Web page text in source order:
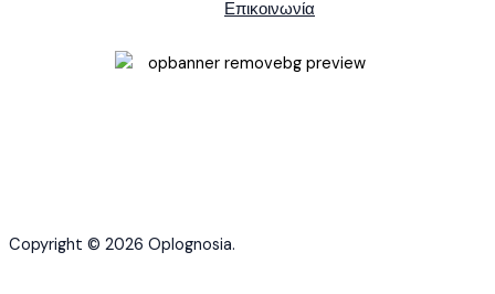
Επικοινωνία
Copyright © 2026 Oplognosia.